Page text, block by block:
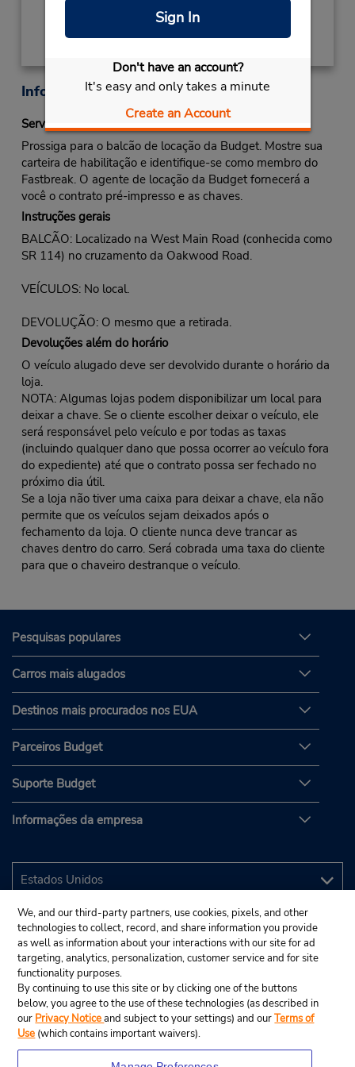
Sign In
Don't have an account?
It's easy and only takes a minute
Create an Account
Informações sobre a loja
Serviço Fastbreak
Prossiga para o balcão de locação da Budget. Mostre sua
carteira de habilitação e identifique-se como membro do
Fastbreak. O agente de locação da Budget fornecerá a
você o contrato pré-impresso e as chaves.
Instruções gerais
BALCÃO: Localizado na West Main Road (conhecida como
SR 114) no cruzamento da Oakwood Road.
VEÍCULOS: No local.
DEVOLUÇÃO: O mesmo que a retirada.
Devoluções além do horário
O veículo alugado deve ser devolvido durante o horário da
loja.
NOTA: Algumas lojas podem disponibilizar um local para
deixar a chave. Se o cliente escolher deixar o veículo, ele
será responsável pelo veículo e por todas as taxas
(incluindo qualquer dano que possa ocorrer ao veículo fora
do expediente) até que o contrato possa ser fechado no
próximo dia útil.
Se a loja não tiver uma caixa para deixar a chave, ela não
permite que os veículos sejam deixados após o
fechamento da loja. O cliente nunca deve trancar as
chaves dentro do carro. Será cobrada uma taxa do cliente
para que o chaveiro destranque o veículo.
Pesquisas populares
Carros mais alugados
Destinos mais procurados nos EUA
Parceiros Budget
Suporte Budget
Informações da empresa
We, and our third-party partners, use cookies, pixels, and other
technologies to collect, record, and share information you provide
as well as information about your interactions with our site for ad
targeting, analytics, personalization, customer service and for site
functionality purposes.
By continuing to use this site or by clicking one of the buttons
below, you agree to the use of these technologies (as described in
our Privacy Noticeand subject to your settings) and ourTerms of
Use (which contains important waivers).